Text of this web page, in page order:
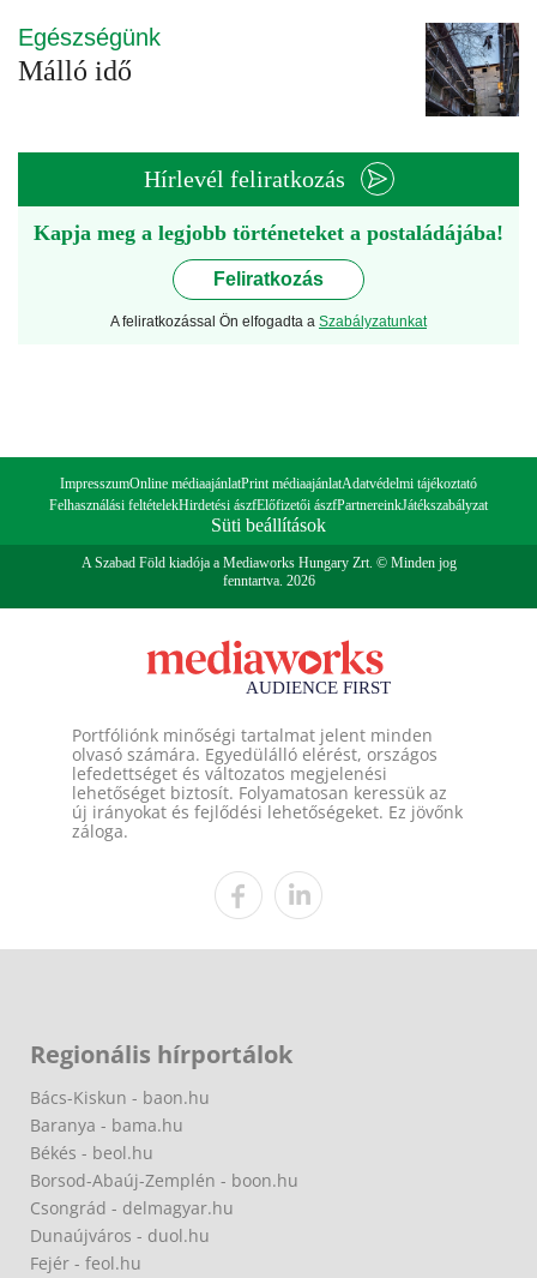
Egészségünk
Málló idő
Hírlevél feliratkozás
Kapja meg a legjobb történeteket a postaládájába!
Feliratkozás
A feliratkozással Ön elfogadta a Szabályzatunkat
ImpresszumOnline médiaajánlatPrint médiaajánlatAdatvédelmi tájékoztató
Felhasználási feltételekHirdetési ászfElőfizetői ászfPartnereinkJátékszabályzat
Süti beállítások
A Szabad Föld kiadója a Mediaworks Hungary Zrt. © Minden jog
fenntartva. 2026
Portfóliónk minőségi tartalmat jelent minden
olvasó számára. Egyedülálló elérést, országos
lefedettséget és változatos megjelenési
lehetőséget biztosít. Folyamatosan keressük az
új irányokat és fejlődési lehetőségeket. Ez jövőnk
záloga.
Regionális hírportálok
Bács-Kiskun - baon.hu
Baranya - bama.hu
Békés - beol.hu
Borsod-Abaúj-Zemplén - boon.hu
Csongrád - delmagyar.hu
Dunaújváros - duol.hu
Fejér - feol.hu